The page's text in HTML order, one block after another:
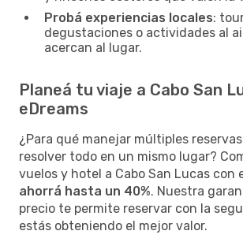
Probá experiencias locales:
degustaciones o actividades al
acercan al lugar.
Planeá tu viaje a Cabo San
eDreams
¿Para qué manejar múltiples
resolver todo en un mismo lugar?
vuelos y hotel a Cabo San Lucas con
ahorrá hasta un 40%. Nuestra
precio te permite reservar con la
estás obteniendo el mejor valor.